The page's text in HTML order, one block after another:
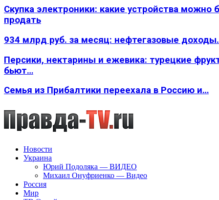
Скупка электроники: какие устройства можно
продать
934 млрд руб. за месяц: нефтегазовые
Персики, нектарины и ежевика: турецкие
бьют…
Семья из Прибалтики переехала в Россию и…
Новости
Украина
Юрий Подоляка — ВИДЕО
Михаил Онуфриенко — Видео
Россия
Мир